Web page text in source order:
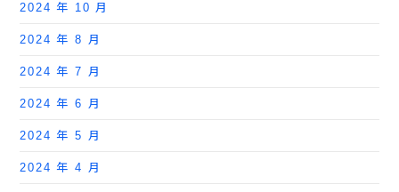
2024 年 10 月
2024 年 8 月
2024 年 7 月
2024 年 6 月
2024 年 5 月
2024 年 4 月